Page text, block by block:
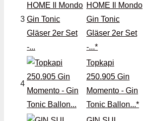
3
HOME Il Mondo
Gin Tonic
Gläser 2er Set
-...*
4
Topkapi
250.905 Gin
Momento - Gin
Tonic Ballon...*